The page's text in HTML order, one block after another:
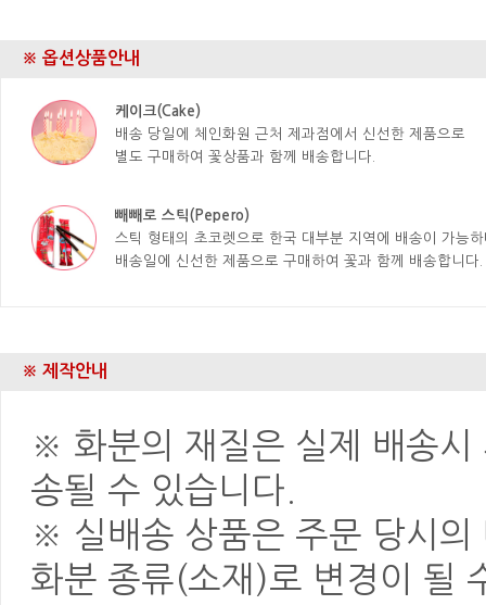
※ 옵션상품안내
케이크(Cake)
배송 당일에 체인화원 근처 제과점에서 신선한 제품으로
별도 구매하여 꽃상품과 함께 배송합니다.
빼빼로 스틱(Pepero)
스틱 형태의 초코렛으로 한국 대부분 지역에 배송이 가능
배송일에 신선한 제품으로 구매하여 꽃과 함께 배송합니다.
※ 제작안내
※ 화분의 재질은 실제 배송시
송될 수 있습니다.
※ 실배송 상품은 주문 당시의
화분 종류(소재)로 변경이 될